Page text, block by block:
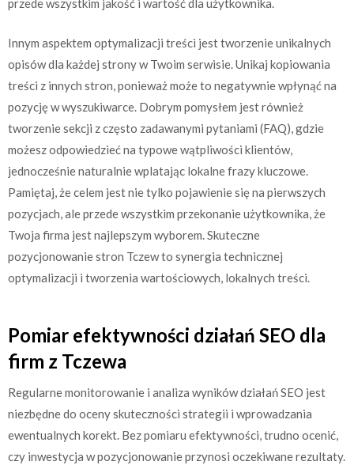
przede wszystkim jakość i wartość dla użytkownika.
Innym aspektem optymalizacji treści jest tworzenie unikalnych
opisów dla każdej strony w Twoim serwisie. Unikaj kopiowania
treści z innych stron, ponieważ może to negatywnie wpłynąć na
pozycję w wyszukiwarce. Dobrym pomysłem jest również
tworzenie sekcji z często zadawanymi pytaniami (FAQ), gdzie
możesz odpowiedzieć na typowe wątpliwości klientów,
jednocześnie naturalnie wplatając lokalne frazy kluczowe.
Pamiętaj, że celem jest nie tylko pojawienie się na pierwszych
pozycjach, ale przede wszystkim przekonanie użytkownika, że
Twoja firma jest najlepszym wyborem. Skuteczne
pozycjonowanie stron Tczew to synergia technicznej
optymalizacji i tworzenia wartościowych, lokalnych treści.
Pomiar efektywności działań SEO dla
firm z Tczewa
Regularne monitorowanie i analiza wyników działań SEO jest
niezbędne do oceny skuteczności strategii i wprowadzania
ewentualnych korekt. Bez pomiaru efektywności, trudno ocenić,
czy inwestycja w pozycjonowanie przynosi oczekiwane rezultaty.